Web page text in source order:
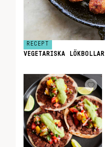
RECEPT
VEGETARISKA LÖKBOLLAR